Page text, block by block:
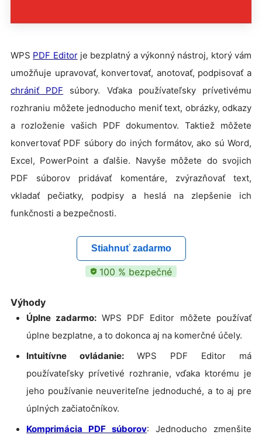
WPS PDF Editorje bezplatný a výkonný nástroj, ktorý vám
umožňuje upravovať, konvertovať, anotovať, podpisovať a
chrániť PDF súbory. Vďaka používateľsky prívetivému
rozhraniu môžete jednoducho meniť text, obrázky, odkazy
a rozloženie vašich PDF dokumentov. Taktiež môžete
konvertovať PDF súbory do iných formátov, ako sú Word,
Excel, PowerPoint a ďalšie. Navyše môžete do svojich
PDF súborov pridávať komentáre, zvýrazňovať text,
vkladať pečiatky, podpisy a heslá na zlepšenie ich
funkčnosti a bezpečnosti.
Stiahnuť zadarmo
100 % bezpečné
Výhody
Úplne zadarmo: WPS PDF Editor môžete používať
úplne bezplatne, a to dokonca aj na komerčné účely.
Intuitívne ovládanie: WPS PDF Editor má
používateľsky prívetivé rozhranie, vďaka ktorému je
jeho používanie neuveriteľne jednoduché, a to aj pre
úplných začiatočníkov.
Komprimácia PDF súborov: Jednoducho zmenšite